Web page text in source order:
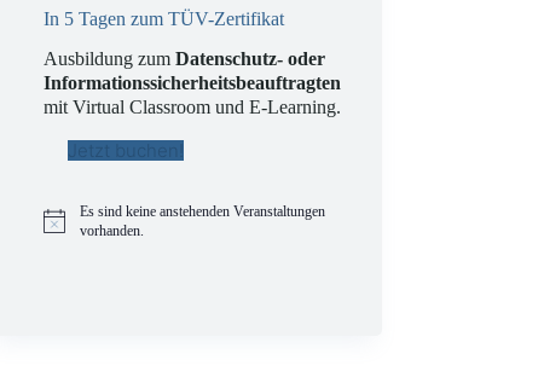
In 5 Tagen zum TÜV-Zertifikat
Ausbildung zumDatenschutz- oder
Informationssicherheitsbeauftragten
mit Virtual Classroom und E-Learning.
Jetzt buchen!
H
Es sind keine anstehenden Veranstaltungen
vorhanden.